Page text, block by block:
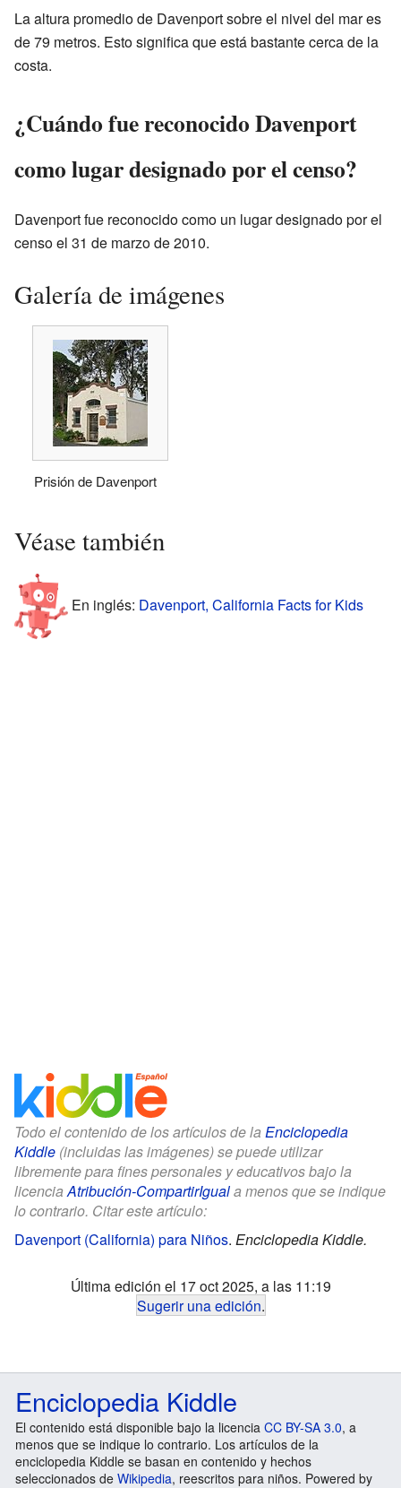
La altura promedio de Davenport sobre el nivel del mar es
de 79 metros. Esto significa que está bastante cerca de la
costa.
¿Cuándo fue reconocido Davenport
como lugar designado por el censo?
Davenport fue reconocido como un lugar designado por el
censo el 31 de marzo de 2010.
Galería de imágenes
Prisión de Davenport
Véase también
En inglés: Davenport, California Facts for Kids
Todo el contenido de los artículos de la Enciclopedia
Kiddle (incluidas las imágenes) se puede utilizar
libremente para fines personales y educativos bajo la
licenciaAtribución-CompartirIguala menos que se indique
lo contrario. Citar este artículo:
Davenport (California) para Niños. Enciclopedia Kiddle.
Última edición el 17 oct 2025, a las 11:19
Sugerir una edición.
Enciclopedia Kiddle
El contenido está disponible bajo la licencia CC BY-SA 3.0, a
menos que se indique lo contrario. Los artículos de la
enciclopedia Kiddle se basan en contenido y hechos
seleccionados de Wikipedia, reescritos para niños. Powered by